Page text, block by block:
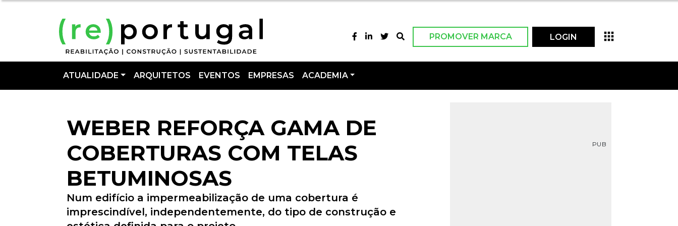
PROMOVER MARCA LOGIN
ATUALIDADE ARQUITETOS EVENTOS EMPRESAS ACADEMIA
WEBER REFORÇA GAMA DE
COBERTURAS COM TELAS
BETUMINOSAS
Num edifício a impermeabilização de uma cobertura é
imprescindível, independentemente, do tipo de construção e
PUB